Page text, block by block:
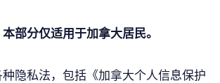
部分仅适用于加拿大居民。
隐私法，包括《加拿大个人信息保护